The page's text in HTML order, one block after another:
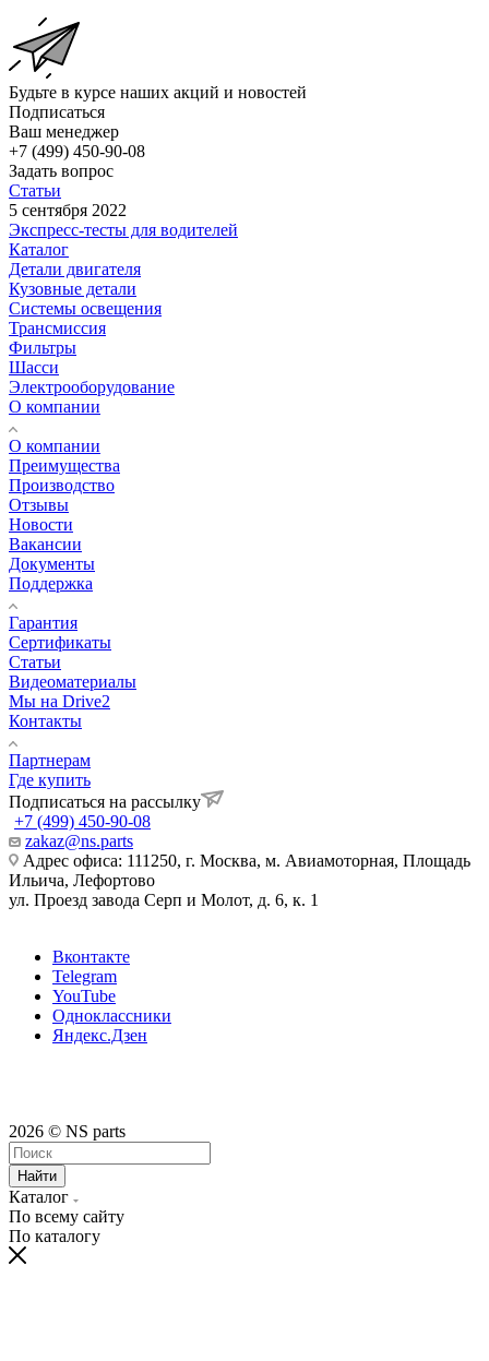
Будьте в курсе наших акций и новостей
Подписаться
Ваш менеджер
+7 (499) 450-90-08
Задать вопрос
Статьи
5 сентября 2022
Экспресс-тесты для водителей
Каталог
Детали двигателя
Кузовные детали
Системы освещения
Трансмиссия
Фильтры
Шасси
Электрооборудование
О компании
О компании
Преимущества
Производство
Отзывы
Новости
Вакансии
Документы
Поддержка
Гарантия
Сертификаты
Статьи
Видеоматериалы
Мы на Drive2
Контакты
Партнерам
Где купить
Подписаться на рассылку
+7 (499) 450-90-08
zakaz@ns.parts
Адрес офиса: 111250, г. Москва, м. Авиамоторная, Площадь
Ильича, Лефортово
ул. Проезд завода Серп и Молот, д. 6, к. 1
Вконтакте
Telegram
YouTube
Одноклассники
Яндекс.Дзен
2026 © NS parts
Найти
Каталог
По всему сайту
По каталогу